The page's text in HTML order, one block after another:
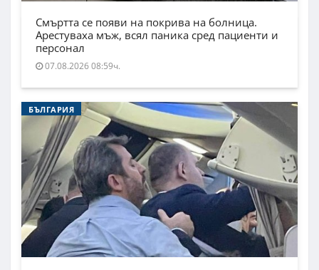
Смъртта се появи на покрива на болница.
Арестуваха мъж, всял паника сред пациенти и
персонал
07.08.2026 08:59ч.
БЪЛГАРИЯ